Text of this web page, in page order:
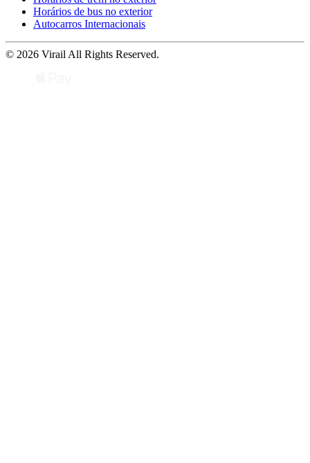
Horários de bus no exterior
Autocarros Internacionais
© 2026 Virail All Rights Reserved.